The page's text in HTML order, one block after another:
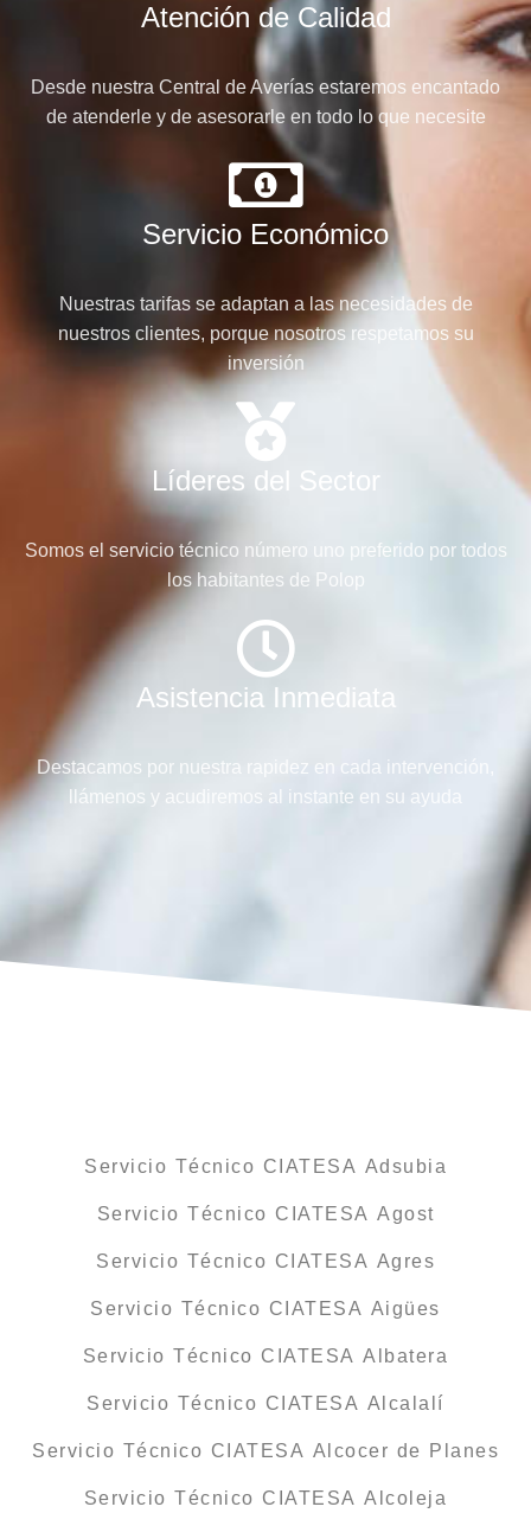
Atención de Calidad
Desde nuestra Central de Averías estaremos encantado
de atenderle y de asesorarle en todo lo que necesite
Servicio Económico
Nuestras tarifas se adaptan a las necesidades de
nuestros clientes, porque nosotros respetamos su
inversión
Líderes del Sector
Somos el servicio técnico número uno preferido por todos
los habitantes de Polop
Asistencia Inmediata
Destacamos por nuestra rapidez en cada intervención,
llámenos y acudiremos al instante en su ayuda
Servicio Técnico CIATESA Adsubia
Servicio Técnico CIATESA Agost
Servicio Técnico CIATESA Agres
Servicio Técnico CIATESA Aigües
Servicio Técnico CIATESA Albatera
Servicio Técnico CIATESA Alcalalí
Servicio Técnico CIATESA Alcocer de Planes
Servicio Técnico CIATESA Alcoleja